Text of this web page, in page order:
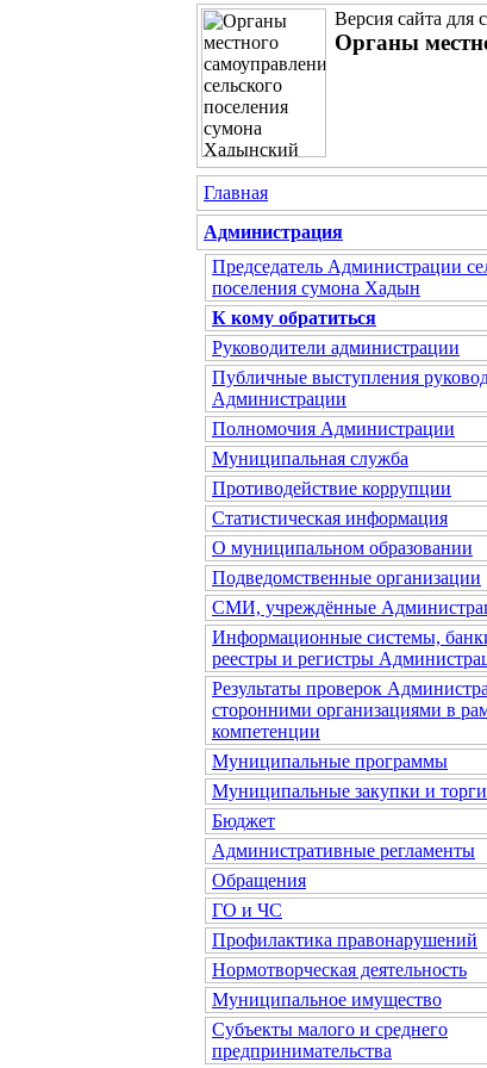
Версия сайта для
Органы
Главная
Администрация
Председатель Администрации
поселения сумона Хадын
К кому обратиться
Руководители администрации
Публичные выступления
Администрации
Полномочия Администрации
Муниципальная служба
Противодействие коррупции
Статистическая информация
О муниципальном образовании
Подведомственные организации
СМИ, учреждённые
Информационные системы,
реестры и регистры
Результаты проверок
сторонними организациями в
компетенции
Муниципальные программы
Муниципальные закупки и торги
Бюджет
Административные регламенты
Обращения
ГО и ЧС
Профилактика правонарушений
Нормотворческая деятельность
Муниципальное имущество
Субъекты малого и среднего
предпринимательства